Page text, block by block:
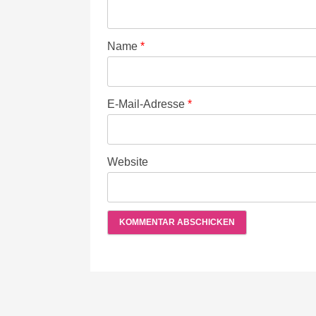
Name *
E-Mail-Adresse *
Website